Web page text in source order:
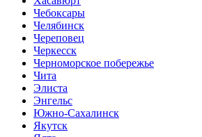
Чебоксары
Челябинск
Череповец
Черкесск
Черноморское побережье
Чита
Элиста
Энгельс
Южно-Сахалинск
Якутск